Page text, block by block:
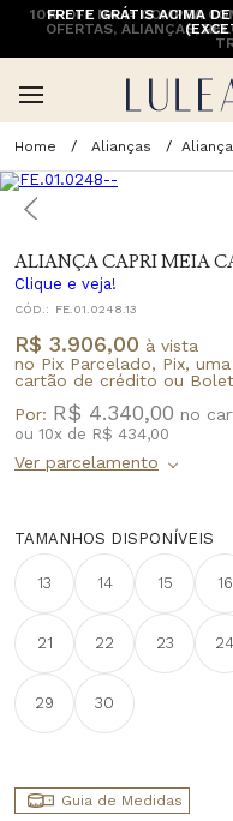
10% OFF NA 1ª COMPRA
OFERTAS, ALIANÇAS,
FRETE GRÁTIS ACIMA
Alianças
ALIANÇA CAPRI MEIA
Clique e veja!
CÓD.: FE.01.0248.13
R$ 3.906,00 à vista
no Pix Parcelado, Pix,
cartão de crédito ou
Por: R$ 4.340,00
ou 10x de R$ 434,00
TAMANHOS DISPONÍVEIS
13 14 15 16
21 22 23 24
29 30
Guia de Medidas